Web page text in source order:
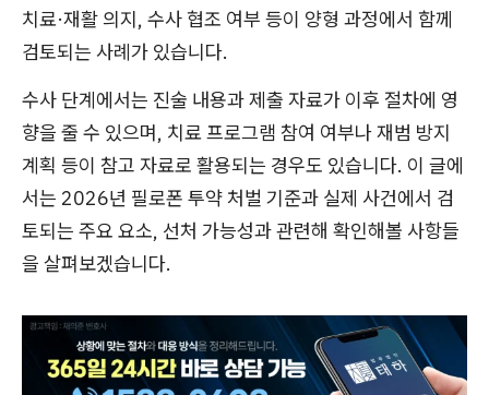
치료·재활 의지, 수사 협조 여부 등이 양형 과정에서 함께
검토되는 사례가 있습니다.
수사 단계에서는 진술 내용과 제출 자료가 이후 절차에 영
향을 줄 수 있으며, 치료 프로그램 참여 여부나 재범 방지
계획 등이 참고 자료로 활용되는 경우도 있습니다. 이 글에
서는 2026년 필로폰 투약 처벌 기준과 실제 사건에서 검
토되는 주요 요소, 선처 가능성과 관련해 확인해볼 사항들
을 살펴보겠습니다.